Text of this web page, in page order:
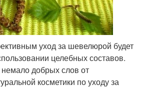
уход за шевелюрой будет
целебных составов.
добрых слов от
косметики по уходу за